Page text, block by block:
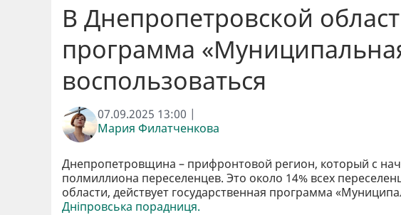
В Днепропетровской
программа
воспользоваться
07.09.2025 13:00 |
Мария Филатченкова
Днепропетровщина – прифронтовой регион, который с
полмиллиона переселенцев. Это около 14% всех
области, действует государственная программа
Дніпровська порадниця.